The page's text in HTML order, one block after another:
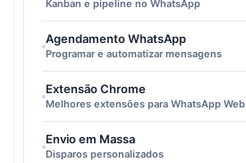
Kanban e pipeline no WhatsApp
Agendamento WhatsApp
Programar e automatizar mensagens
Extensão Chrome
Melhores extensões para WhatsApp Web
Envio em Massa
Disparos personalizados